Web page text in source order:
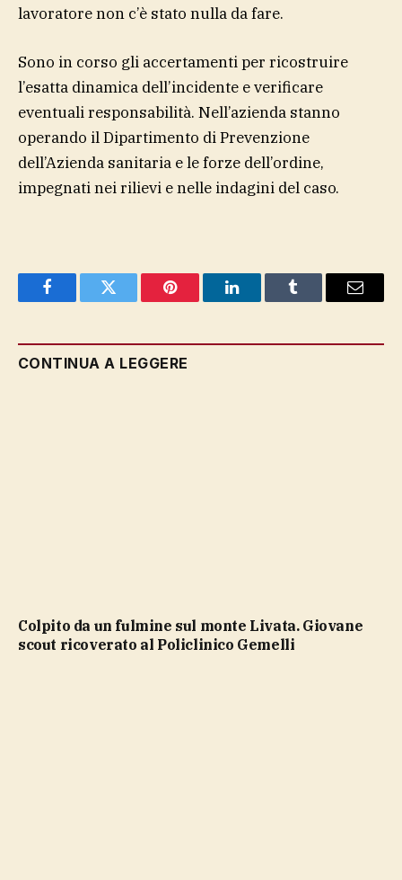
lavoratore non c’è stato nulla da fare.
Sono in corso gli accertamenti per ricostruire
l’esatta dinamica dell’incidente e verificare
eventuali responsabilità. Nell’azienda stanno
operando il Dipartimento di Prevenzione
dell’Azienda sanitaria e le forze dell’ordine,
impegnati nei rilievi e nelle indagini del caso.
FacebookTwitter Pinterest LinkedInTumblr Email
CONTINUA A LEGGERE
Colpito da un fulmine sul monte Livata. Giovane
scout ricoverato al Policlinico Gemelli